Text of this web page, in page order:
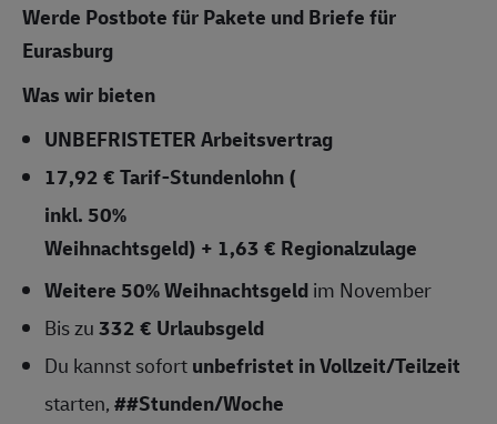
Werde Postbote für Pakete und Briefe für
Eurasburg
Was wir bieten
UNBEFRISTETERArbeitsvertrag
17,92 € Tarif-Stundenlohn(
inkl. 50%
Weihnachtsgeld) + 1,63 € Regionalzulage
Weitere 50% Weihnachtsgeldim November
Bis zu332 € Urlaubsgeld
Du kannst sofortunbefristet in Vollzeit/Teilzeit
starten,##Stunden/Woche